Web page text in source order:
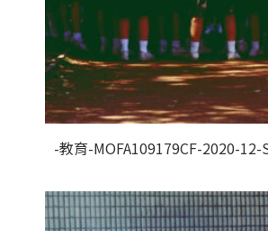
-教育-MOFA109179CF-2020-